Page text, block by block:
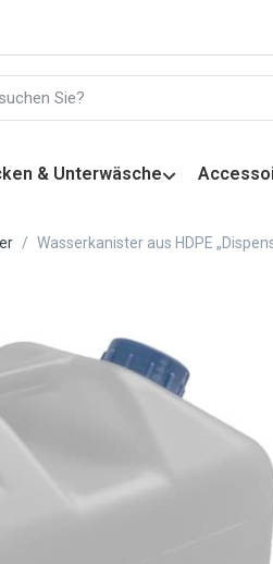
& Unterwäsche
Wasserkanister aus HDPE